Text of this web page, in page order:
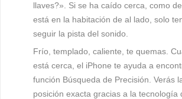
llaves?». Si se ha caído cerca, como
está en la habitación de al lado, solo
seguir la pista del sonido.
Frío, templado, caliente, te quemas.
está cerca, el iPhone te ayuda a
función Búsqueda de Precisión. Verás
posición exacta gracias a la tecnología